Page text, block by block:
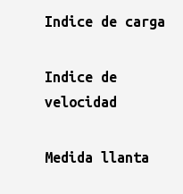
Indice de carga
Indice de
velocidad
Medida llanta